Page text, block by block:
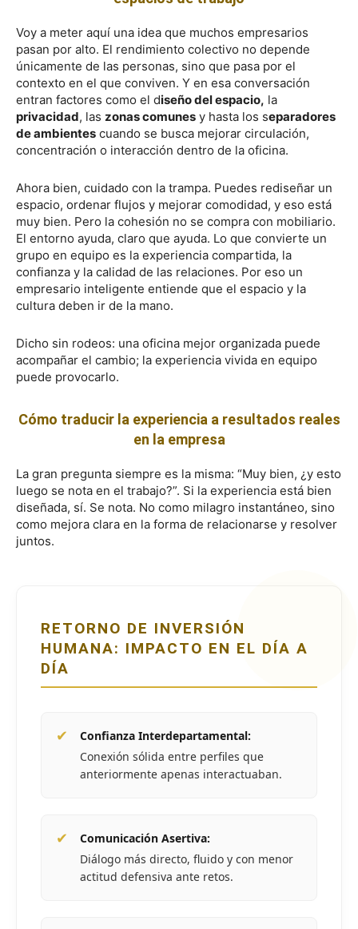
Voy a meter aquí una idea que muchos empresarios
pasan por alto. El rendimiento colectivo no depende
únicamente de las personas, sino que pasa por el
contexto en el que conviven. Y en esa conversación
entran factores como el diseño del espacio, la
privacidad, las zonas comunes y hasta los separadores
de ambientes cuando se busca mejorar circulación,
concentración o interacción dentro de la oficina.
Ahora bien, cuidado con la trampa. Puedes rediseñar un
espacio, ordenar flujos y mejorar comodidad, y eso está
muy bien. Pero la cohesión no se compra con mobiliario.
El entorno ayuda, claro que ayuda. Lo que convierte un
grupo en equipo es la experiencia compartida, la
confianza y la calidad de las relaciones. Por eso un
empresario inteligente entiende que el espacio y la
cultura deben ir de la mano.
Dicho sin rodeos: una oficina mejor organizada puede
acompañar el cambio; la experiencia vivida en equipo
puede provocarlo.
Cómo traducir la experiencia a resultados reales
en la empresa
La gran pregunta siempre es la misma: “Muy bien, ¿y esto
luego se nota en el trabajo?”. Si la experiencia está bien
diseñada, sí. Se nota. No como milagro instantáneo, sino
como mejora clara en la forma de relacionarse y resolver
juntos.
RETORNO DE INVERSIÓN
HUMANA: IMPACTO EN EL DÍA A
DÍA
✔
Confianza Interdepartamental:
Conexión sólida entre perfiles que
anteriormente apenas interactuaban.
✔
Comunicación Asertiva:
Diálogo más directo, fluido y con menor
actitud defensiva ante retos.